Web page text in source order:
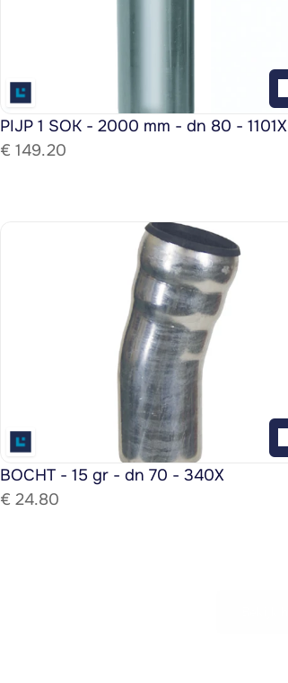
PIJP 1 SOK - 2000 mm - dn 80 - 1101X
€ 149.20
BOCHT - 15 gr - dn 70 - 340X
€ 24.80